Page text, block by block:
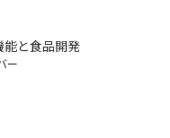
能と食品開発
ー